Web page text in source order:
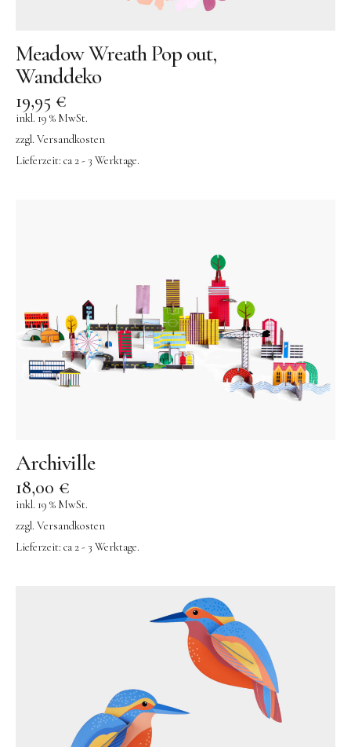
Meadow Wreath Pop out,
Wanddeko
19,95 €
inkl. 19 % MwSt.
zzgl. Versandkosten
Lieferzeit: ca 2 - 3 Werktage.
Archiville
18,00 €
inkl. 19 % MwSt.
zzgl. Versandkosten
Lieferzeit: ca 2 - 3 Werktage.